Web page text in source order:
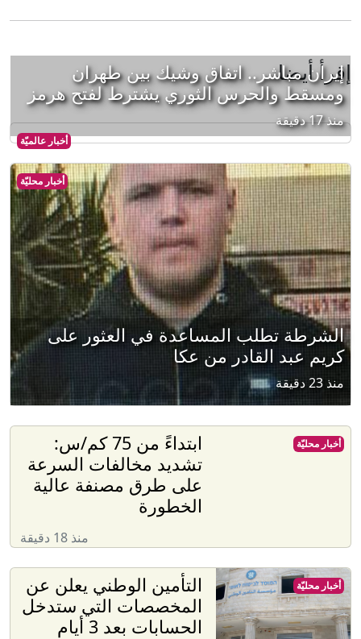
إقرأ أيضا
أخبار عالميّة
إيران مباشر.. اتفاق وشيك بين طهران
ومسقط والحرس الثوري يشترط لفتح هرمز
منذ 17 دقيقة
أخبار محليّة
الشرطة تطلب المساعدة في العثور على
كريم عبد القادر من عكا
منذ 23 دقيقة
ابتداءً من 75 كم/س:
تشديد مخالفات السرعة
على طرق مصنفة عالية
الخطورة
منذ 18 دقيقة
أخبار محليّة
التأمين الوطني يعلن عن
المخصصات التي ستدخل
الحسابات بعد 3 أيام
أخبار محليّة